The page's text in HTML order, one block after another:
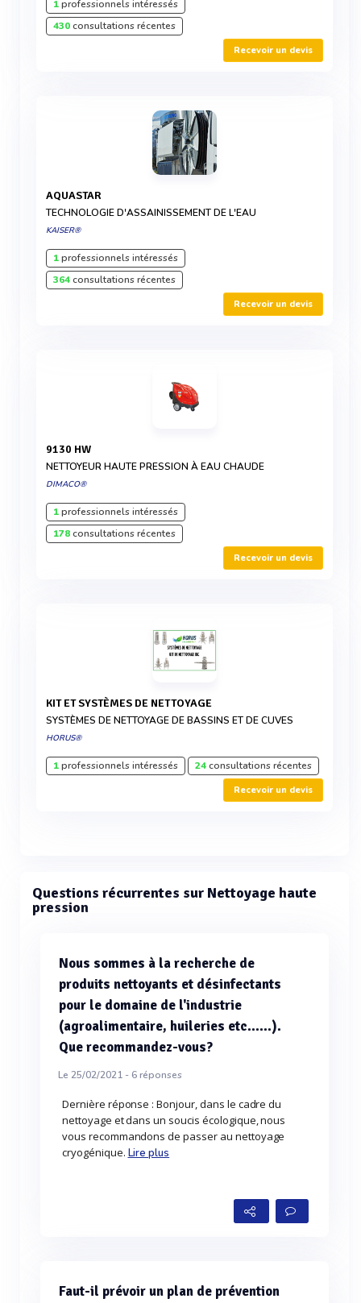
1professionnels intéressés
430consultations récentes
Recevoir un devis
AQUASTAR
TECHNOLOGIE D'ASSAINISSEMENT DE L'EAU
KAISER®
1professionnels intéressés
364consultations récentes
Recevoir un devis
9130 HW
NETTOYEUR HAUTE PRESSION À EAU CHAUDE
DIMACO®
1professionnels intéressés
178consultations récentes
Recevoir un devis
KIT ET SYSTÈMES DE NETTOYAGE
SYSTÈMES DE NETTOYAGE DE BASSINS ET DE CUVES
HORUS®
1professionnels intéressés 24consultations récentes
Recevoir un devis
Questions récurrentes sur Nettoyage haute
pression
Nous sommes à la recherche de
produits nettoyants et désinfectants
pour le domaine de l'industrie
(agroalimentaire, huileries etc......).
Que recommandez-vous?
Le 25/02/2021 - 6réponses
Dernière réponse : Bonjour, dans le cadre du
nettoyage et dans un soucis écologique, nous
vous recommandons de passer au nettoyage
cryogénique. Lire plus
Faut-il prévoir un plan de prévention